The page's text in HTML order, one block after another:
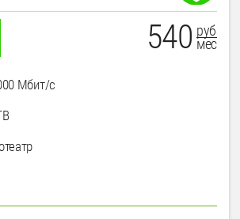
540 руб
мес
Мбит/с